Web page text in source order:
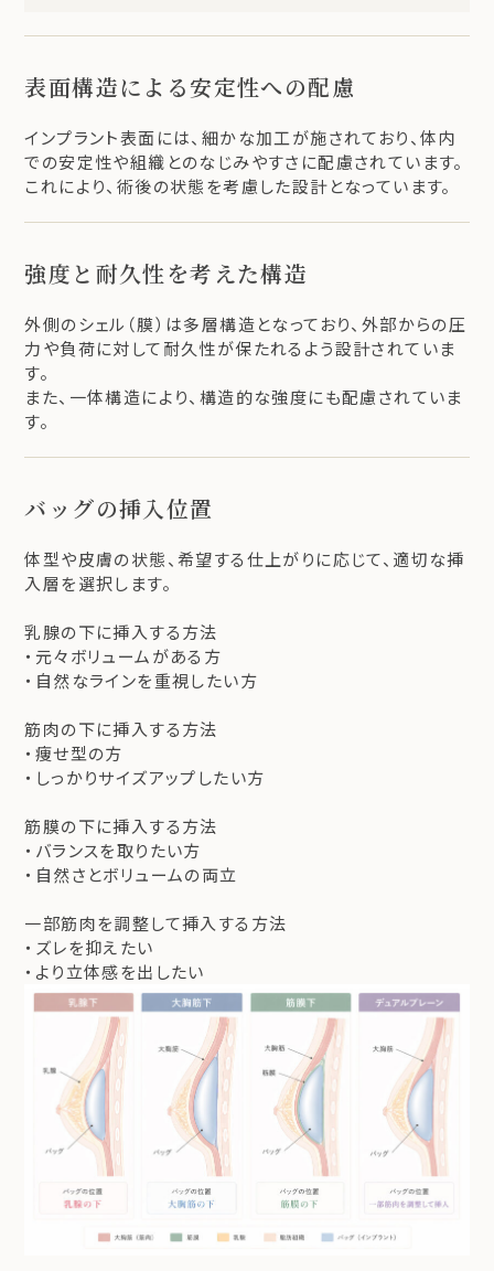
表面構造による安定性への配慮
インプラント表面には、細かな加工が施されており、体内
での安定性や組織とのなじみやすさに配慮されています。
これにより、術後の状態を考慮した設計となっています。
強度と耐久性を考えた構造
外側のシェル（膜）は多層構造となっており、外部からの圧
力や負荷に対して耐久性が保たれるよう設計されていま
す。
また、一体構造により、構造的な強度にも配慮されていま
す。
バッグの挿入位置
体型や皮膚の状態、希望する仕上がりに応じて、適切な挿
入層を選択します。
乳腺の下に挿入する方法
・元々ボリュームがある方
・自然なラインを重視したい方
筋肉の下に挿入する方法
・痩せ型の方
・しっかりサイズアップしたい方
筋膜の下に挿入する方法
・バランスを取りたい方
・自然さとボリュームの両立
一部筋肉を調整して挿入する方法
・ズレを抑えたい
・より立体感を出したい